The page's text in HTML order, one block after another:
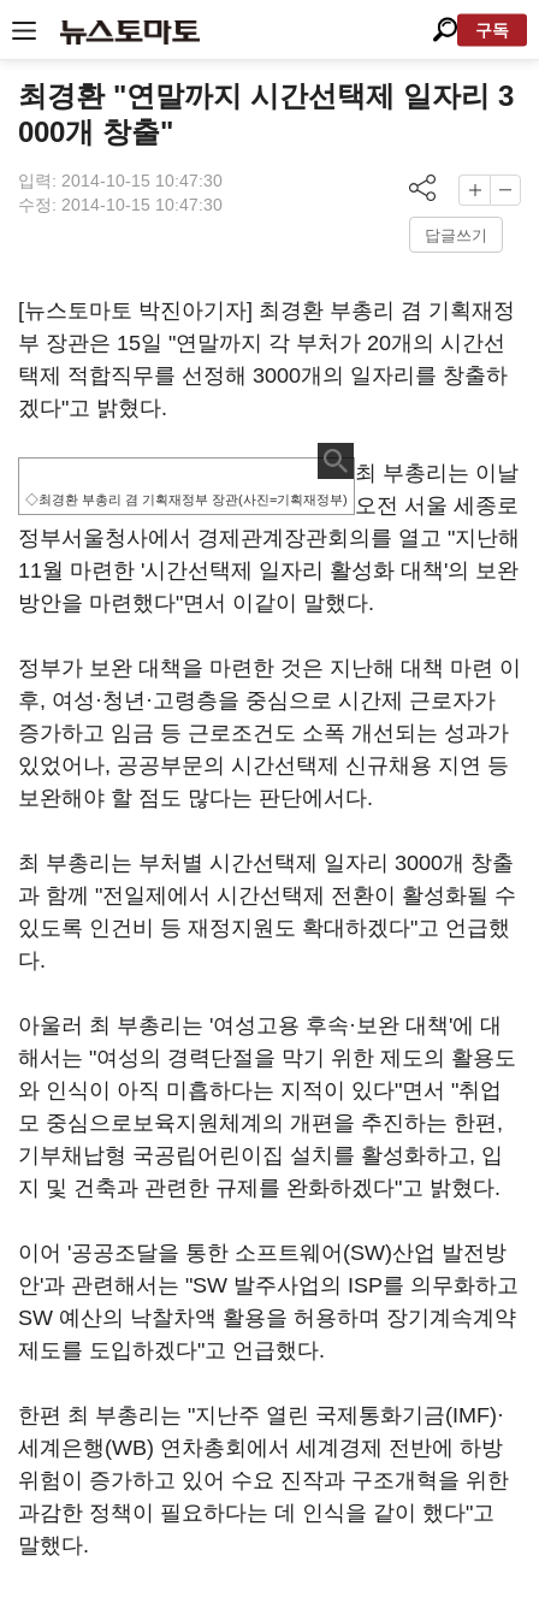
구독
최경환 "연말까지 시간선택제 일자리 3
000개 창출"
입력: 2014-10-15 10:47:30
수정: 2014-10-15 10:47:30
답글쓰기
[뉴스토마토 박진아기자] 최경환 부총리 겸 기획재정
부 장관은 15일 "연말까지 각 부처가 20개의 시간선
택제 적합직무를 선정해 3000개의 일자리를 창출하
겠다"고 밝혔다.
◇최경환 부총리 겸 기획재정부 장관(사진=기획재정부)
최 부총리는 이날
오전 서울 세종로
정부서울청사에서 경제관계장관회의를 열고 "지난해
11월 마련한 '시간선택제 일자리 활성화 대책'의 보완
방안을 마련했다"면서 이같이 말했다.
정부가 보완 대책을 마련한 것은 지난해 대책 마련 이
후, 여성·청년·고령층을 중심으로 시간제 근로자가
증가하고 임금 등 근로조건도 소폭 개선되는 성과가
있었어나, 공공부문의 시간선택제 신규채용 지연 등
보완해야 할 점도 많다는 판단에서다.
최 부총리는 부처별 시간선택제 일자리 3000개 창출
과 함께 "전일제에서 시간선택제 전환이 활성화될 수
있도록 인건비 등 재정지원도 확대하겠다"고 언급했
다.
아울러 최 부총리는 '여성고용 후속·보완 대책'에 대
해서는 "여성의 경력단절을 막기 위한 제도의 활용도
와 인식이 아직 미흡하다는 지적이 있다"면서 "취업
모 중심으로보육지원체계의 개편을 추진하는 한편,
기부채납형 국공립어린이집 설치를 활성화하고, 입
지 및 건축과 관련한 규제를 완화하겠다"고 밝혔다.
이어 '공공조달을 통한 소프트웨어(SW)산업 발전방
안'과 관련해서는 "SW 발주사업의 ISP를 의무화하고
SW 예산의 낙찰차액 활용을 허용하며 장기계속계약
제도를 도입하겠다"고 언급했다.
한편 최 부총리는 "지난주 열린 국제통화기금(IMF)·
세계은행(WB) 연차총회에서 세계경제 전반에 하방
위험이 증가하고 있어 수요 진작과 구조개혁을 위한
과감한 정책이 필요하다는 데 인식을 같이 했다"고
말했다.